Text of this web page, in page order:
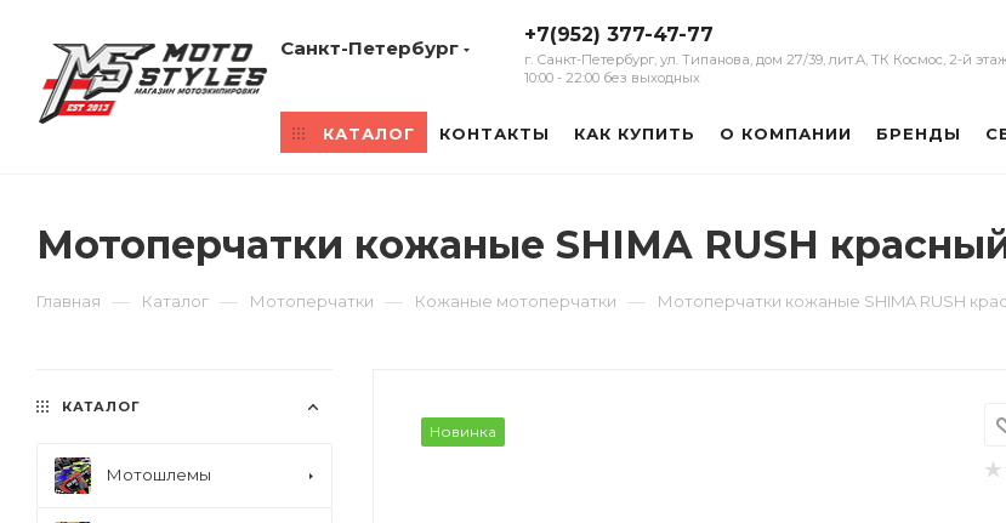
Санкт-Петербург
+7(952) 377-47-77
г. Санкт-Петербург, ул. Типанова, дом 27/39, лит.А, ТК Космос, 2-й
10:00 - 22:00 без выходных
КАТАЛОГ КОНТАКТЫ КАК КУПИТЬ О КОМПАНИИ БРЕНДЫ
Мотоперчатки кожаные SHIMA RUSH
Главная — Каталог — Мотоперчатки — Кожаные мотоперчатки — Мотоперчатки кожаные SHIMA RUSH
Новинка
КАТАЛОГ
Мотошлемы